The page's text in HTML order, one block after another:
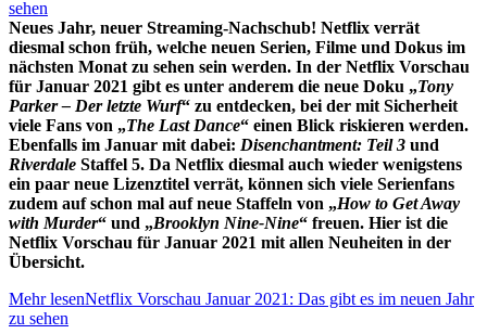
Neues Jahr, neuer Streaming-Nachschub! Netflix verrät
diesmal schon früh, welche neuen Serien, Filme und Dokus im
nächsten Monat zu sehen sein werden. In der Netflix Vorschau
für Januar 2021 gibt es unter anderem die neue Doku „Tony
Parker – Der letzte Wurf“ zu entdecken, bei der mit Sicherheit
viele Fans von „The Last Dance“ einen Blick riskieren werden.
Ebenfalls im Januar mit dabei: Disenchantment: Teil 3 und
Riverdale Staffel 5. Da Netflix diesmal auch wieder wenigstens
ein paar neue Lizenztitel verrät, können sich viele Serienfans
zudem auf schon mal auf neue Staffeln von „How to Get Away
with Murder“ und „Brooklyn Nine-Nine“ freuen. Hier ist die
Netflix Vorschau für Januar 2021 mit allen Neuheiten in der
Übersicht.
Mehr lesenNetflix Vorschau Januar 2021: Das gibt es im neuen Jahr
zu sehen